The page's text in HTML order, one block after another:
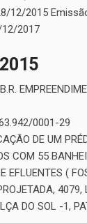
12/2015
2017
0001-29
DE UM
COM 55
EFLUENTES (
4079,
DO SOL -1,